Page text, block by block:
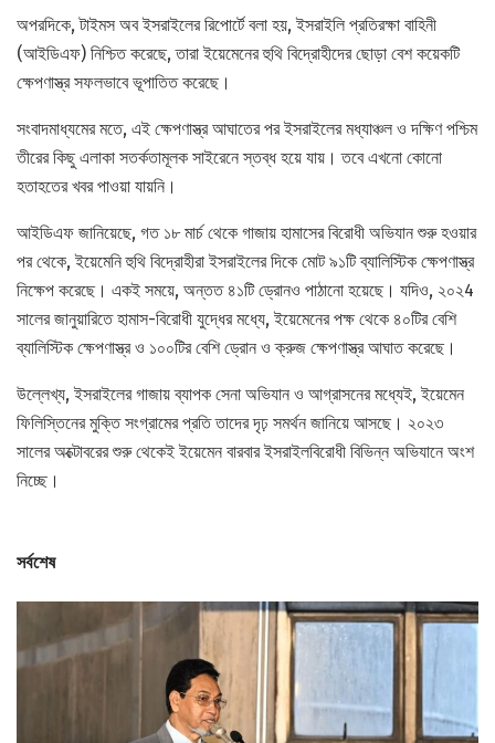
অপরদিকে, টাইমস অব ইসরাইলের রিপোর্টে বলা হয়, ইসরাইলি প্রতিরক্ষা বাহিনী
(আইডিএফ) নিশ্চিত করেছে, তারা ইয়েমেনের হুথি বিদ্রোহীদের ছোড়া বেশ কয়েকটি
ক্ষেপণাস্ত্র সফলভাবে ভূপাতিত করেছে।
সংবাদমাধ্যমের মতে, এই ক্ষেপণাস্ত্র আঘাতের পর ইসরাইলের মধ্যাঞ্চল ও দক্ষিণ পশ্চিম
তীরের কিছু এলাকা সতর্কতামূলক সাইরেনে স্তব্ধ হয়ে যায়। তবে এখনো কোনো
হতাহতের খবর পাওয়া যায়নি।
আইডিএফ জানিয়েছে, গত ১৮ মার্চ থেকে গাজায় হামাসের বিরোধী অভিযান শুরু হওয়ার
পর থেকে, ইয়েমেনি হুথি বিদ্রোহীরা ইসরাইলের দিকে মোট ৯১টি ব্যালিস্টিক ক্ষেপণাস্ত্র
নিক্ষেপ করেছে। একই সময়ে, অন্তত ৪১টি ড্রোনও পাঠানো হয়েছে। যদিও, ২০২4
সালের জানুয়ারিতে হামাস-বিরোধী যুদ্ধের মধ্যে, ইয়েমেনের পক্ষ থেকে ৪০টির বেশি
ব্যালিস্টিক ক্ষেপণাস্ত্র ও ১০০টির বেশি ড্রোন ও ক্রুজ ক্ষেপণাস্ত্র আঘাত করেছে।
উল্লেখ্য, ইসরাইলের গাজায় ব্যাপক সেনা অভিযান ও আগ্রাসনের মধ্যেই, ইয়েমেন
ফিলিস্তিনের মুক্তি সংগ্রামের প্রতি তাদের দৃঢ় সমর্থন জানিয়ে আসছে। ২০২৩
সালের অক্টোবরের শুরু থেকেই ইয়েমেন বারবার ইসরাইলবিরোধী বিভিন্ন অভিযানে অংশ
নিচ্ছে।
সর্বশেষ